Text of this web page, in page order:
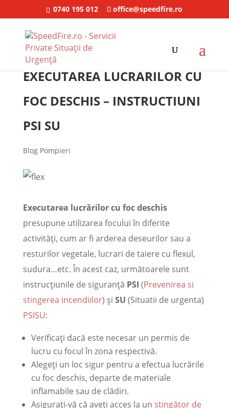
0740 195 012 office@speedfire.ro
EXECUTAREA LUCRARILOR CU
FOC DESCHIS – INSTRUCTIUNI
PSI SU
Blog Pompieri
Executarea lucrărilor cu foc deschis
presupune utilizarea focului în diferite
activități, cum ar fi arderea deseurilor sau a
resturilor vegetale, lucrari de taiere cu flexul,
sudura…etc. În acest caz, următoarele sunt
instrucțiunile de siguranță PSI (Prevenirea si
stingerea incendiilor) și SU (Situatii de urgenta)
PSISU:
Verificați dacă este necesar un permis de
lucru cu focul în zona respectivă.
Alegeți un loc sigur pentru a efectua lucrările
cu foc deschis, departe de materiale
inflamabile sau de clădiri.
Asigurați-vă că aveți acces la un stingător de